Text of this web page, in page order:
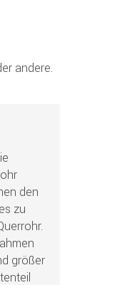
andere.
den
zu
größer